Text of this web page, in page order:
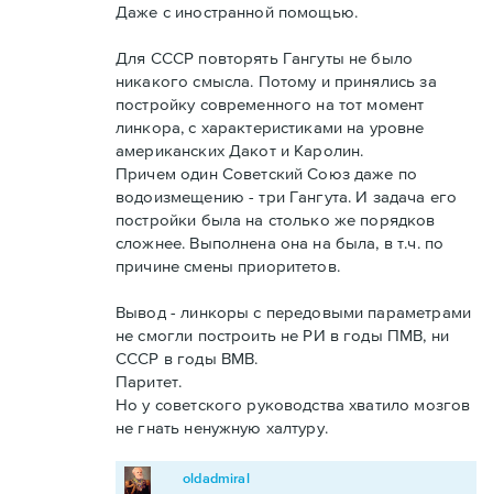
Даже с иностранной помощью.
Для СССР повторять Гангуты не было
никакого смысла. Потому и принялись за
постройку современного на тот момент
линкора, с характеристиками на уровне
американских Дакот и Каролин.
Причем один Советский Союз даже по
водоизмещению - три Гангута. И задача его
постройки была на столько же порядков
сложнее. Выполнена она на была, в т.ч. по
причине смены приоритетов.
Вывод - линкоры с передовыми параметрами
не смогли построить не РИ в годы ПМВ, ни
СССР в годы ВМВ.
Паритет.
Но у советского руководства хватило мозгов
не гнать ненужную халтуру.
oldadmiral